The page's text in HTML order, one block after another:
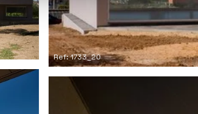
Ref: 1733_20